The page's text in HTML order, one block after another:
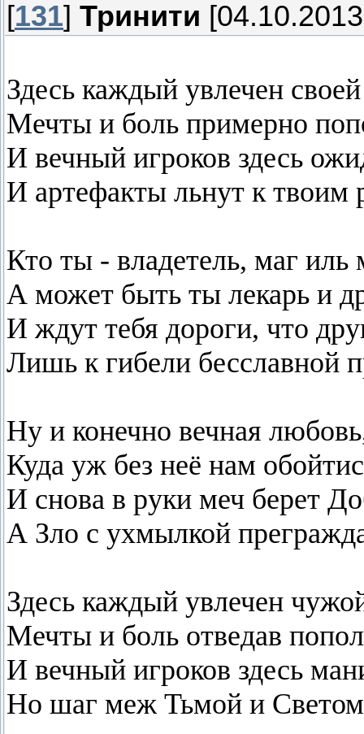
[131] Тринити
Здесь каждый увлечен
Мечты и боль примерно
И вечный игроков здесь
И артефакты льнут к твоим
Кто ты - владетель, маг иль
А может быть ты лекарь и
И ждут тебя дороги, что
Лишь к гибели бесславной
Ну и конечно вечная
Куда уж без неё нам
И снова в руки меч берет
А Зло с ухмылкой
Здесь каждый увлечен
Мечты и боль отведав
И вечный игроков здесь
Но шаг меж Тьмой и